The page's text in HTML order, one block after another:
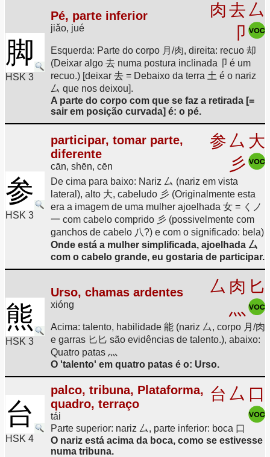
脚
HSK 3
Pé, parte inferior
jiǎo, jué
肉去厶
卩
Esquerda: Parte do corpo 月/肉, direita: recuo 却
(Deixar algo 去 numa postura inclinada卩 é um
recuo.) [deixar 去 = Debaixo da terra 土 é o nariz
厶 que nos deixou].
A parte do corpo com que se faz a retirada [=
sair em posição curvada] é: o pé.
参
HSK 3
participar, tomar parte,
diferente
cān, shēn, cēn
参厶 大
彡
De cima para baixo: Nariz 厶 (nariz em vista
lateral), alto 大, cabeludo 彡 (Originalmente esta
era a imagem de uma mulher ajoelhada 女 = くノ
一 com cabelo comprido 彡 (possivelmente com
ganchos de cabelo 八?) e com o significado: bela)
Onde está a mulher simplificada, ajoelhada 厶
com o cabelo grande, eu gostaria de participar.
熊
HSK 3
Urso, chamas ardentes
xióng
厶 肉 匕
灬
Acima: talento, habilidade 能 (nariz 厶, corpo 月/肉
e garras 匕匕 são evidências de talento.), abaixo:
Quatro patas 灬
O 'talento' em quatro patas é o: Urso.
台
HSK 4
palco, tribuna, Plataforma,
quadro, terraço
tái
台 厶 口
Parte superior: nariz 厶, parte inferior: boca 口
O nariz está acima da boca, como se estivesse
numa tribuna.